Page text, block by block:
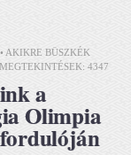
AKIKRE BÜSZKÉK
4347
a
Olimpia